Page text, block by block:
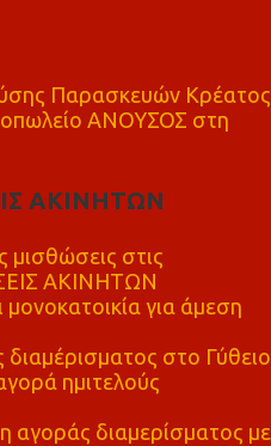
Παρασκευών Κρέατος
ΑΝΟΥΣΟΣ στη
ΑΚΙΝΗΤΩΝ
μισθώσεις στις
ΑΚΙΝΗΤΩΝ
για άμεση
στο Γύθειο
ημιτελούς
αγοράς διαμερίσματος με